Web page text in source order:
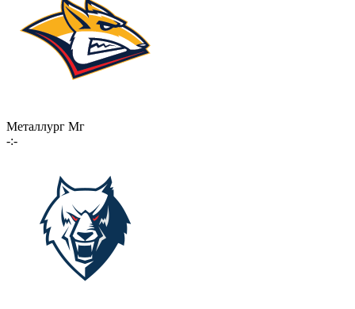
Металлург Мг
-:-